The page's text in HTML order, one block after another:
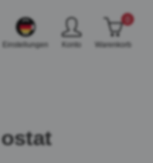
Einstellungen Konto Warenkorb